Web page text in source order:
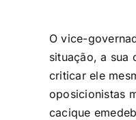
O vice-
situação, a sua
criticar ele
oposicionistas
cacique